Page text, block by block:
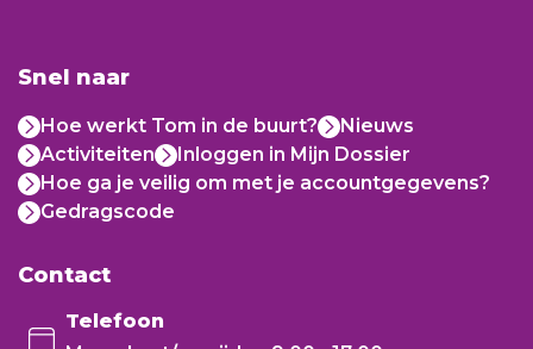
Snel naar
Hoe werkt Tom in de buurt?
Nieuws
Activiteiten
Inloggen in Mijn Dossier
Hoe ga je veilig om met je accountgegevens?
Gedragscode
Contact
Telefoon